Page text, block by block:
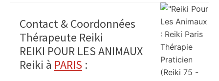
Contact & Coordonnées
Thérapeute Reiki
REIKI POUR LES ANIMAUX
Reiki à PARIS :